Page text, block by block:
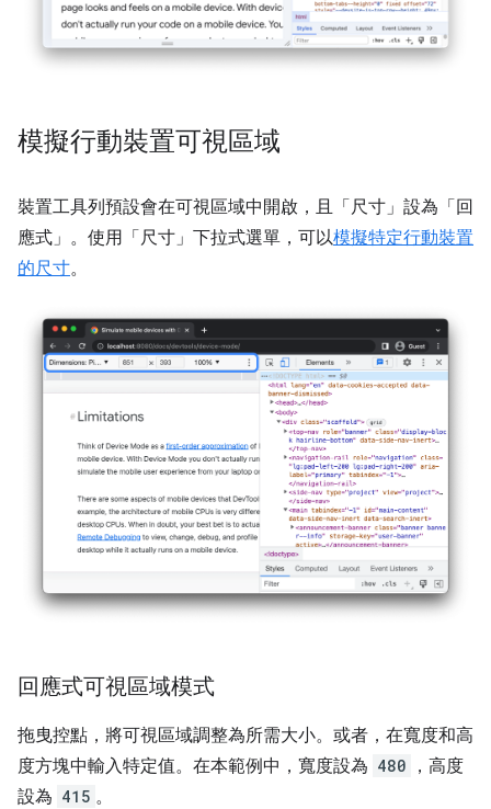
模擬行動裝置可視區域
裝置工具列預設會在可視區域中開啟，且「尺寸」 設為「回
應式」 。使用「尺寸」 下拉式選單，可以模擬特定行動裝置
的尺寸。
回應式可視區域模式
拖曳控點，將可視區域調整為所需大小。或者，在寬度和高
度方塊中輸入特定值。在本範例中，寬度設為 480
，高度
設為 415 。